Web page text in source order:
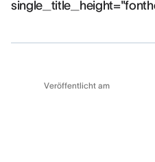
Veröffentlicht am